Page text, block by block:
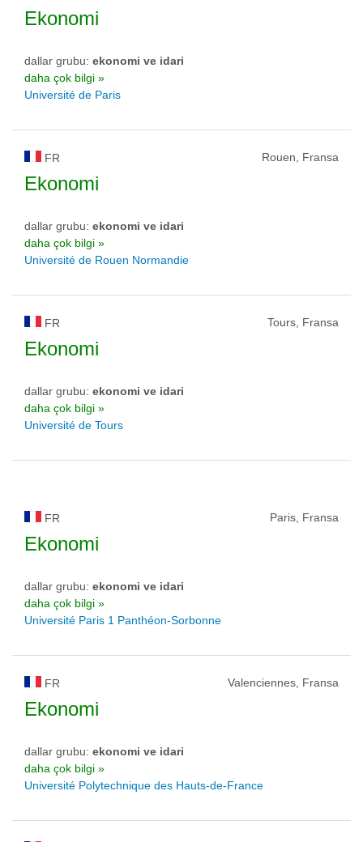
Ekonomi
dallar grubu: ekonomi ve idari
daha çok bilgi »
Université de Paris
FR Rouen, Fransa
Ekonomi
dallar grubu: ekonomi ve idari
daha çok bilgi »
Université de Rouen Normandie
FR Tours, Fransa
Ekonomi
dallar grubu: ekonomi ve idari
daha çok bilgi »
Université de Tours
FR Paris, Fransa
Ekonomi
dallar grubu: ekonomi ve idari
daha çok bilgi »
Université Paris 1 Panthéon-Sorbonne
FR Valenciennes, Fransa
Ekonomi
dallar grubu: ekonomi ve idari
daha çok bilgi »
Université Polytechnique des Hauts-de-France